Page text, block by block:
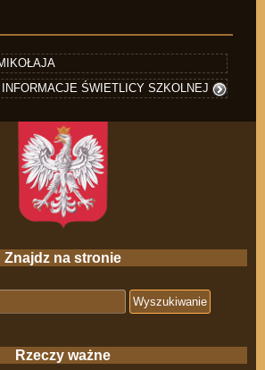
INFORMACJE ŚWIETLICY SZKOLNEJ
Znajdz na stronie
Rzeczy ważne